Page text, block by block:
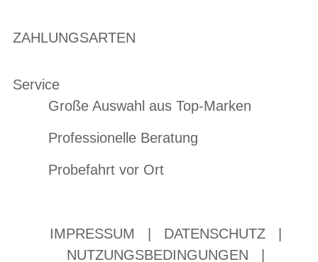
ZAHLUNGSARTEN
Service
Große Auswahl aus Top-Marken
Professionelle Beratung
Probefahrt vor Ort
IMPRESSUM DATENSCHUTZ
NUTZUNGSBEDINGUNGEN